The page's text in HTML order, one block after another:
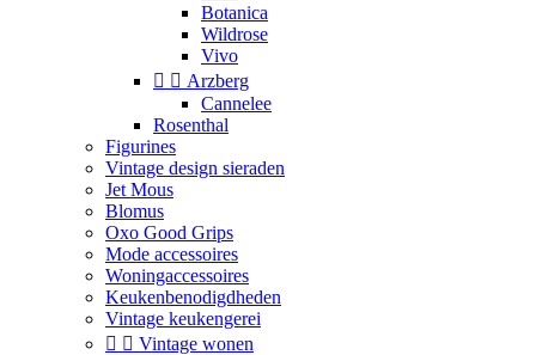
Botanica
Wildrose
Vivo
  Arzberg
Cannelee
Rosenthal
Figurines
Vintage design sieraden
Jet Mous
Blomus
Oxo Good Grips
Mode accessoires
Woningaccessoires
Keukenbenodigdheden
Vintage keukengerei
  Vintage wonen